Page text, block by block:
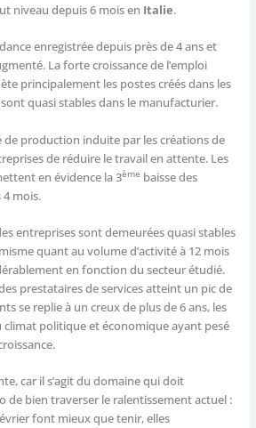
niveau depuis 6 mois en Italie.
enregistrée depuis près de 4 ans et
La forte croissance de l’emploi
principalement les postes créés dans les
quasi stables dans le manufacturier.
de production induite par les créations de
de réduire le travail en attente. Les
en évidence la 3ème baisse des
mois.
entreprises sont demeurées quasi stables
quant au volume d’activité à 12 mois
en fonction du secteur étudié.
prestataires de services atteint un pic de
se replie à un creux de plus de 6 ans, les
climat politique et économique ayant pesé
car il s’agit du domaine qui doit
de bien traverser le ralentissement actuel :
font mieux que tenir, elles